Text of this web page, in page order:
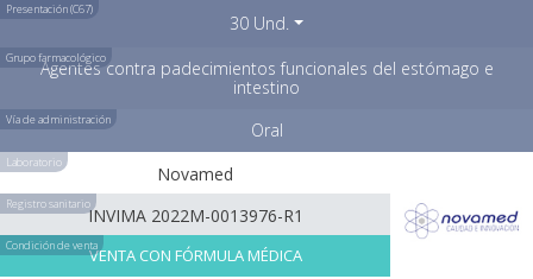
Presentación (C67)
30 Und.
Grupo farmacológico
Agentes contra padecimientos funcionales del estómago e
intestino
Vía de administración Oral
Laboratorio
Novamed
Registro sanitario
INVIMA 2022M-0013976-R1
Condición de ventaVENTA CON FÓRMULA MÉDICA